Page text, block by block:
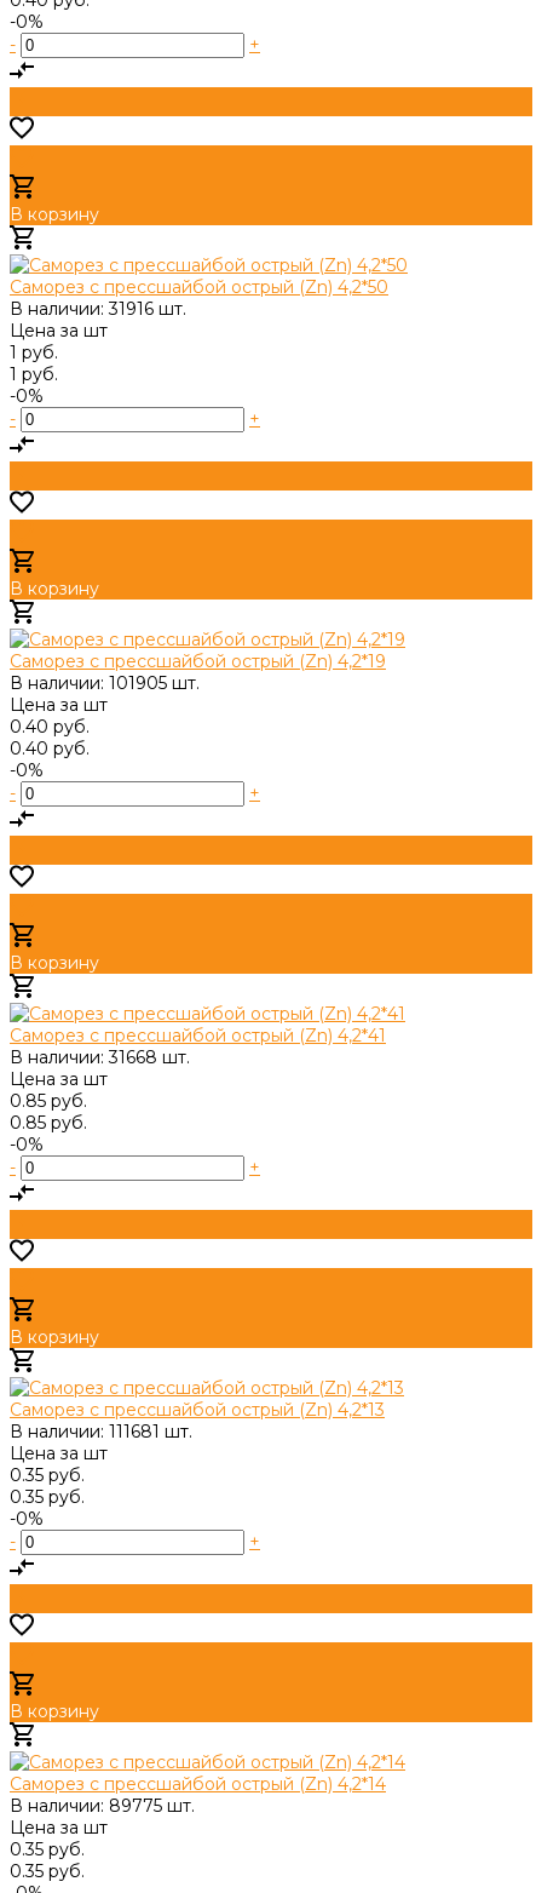
-0%
-
+
В корзину
Саморез с прессшайбой острый (Zn) 4,2*50
В наличии: 31916 шт.
Цена за шт
1 руб.
1 руб.
-0%
-
+
В корзину
Саморез с прессшайбой острый (Zn) 4,2*19
В наличии: 101905 шт.
Цена за шт
0.40 руб.
0.40 руб.
-0%
-
+
В корзину
Саморез с прессшайбой острый (Zn) 4,2*41
В наличии: 31668 шт.
Цена за шт
0.85 руб.
0.85 руб.
-0%
-
+
В корзину
Саморез с прессшайбой острый (Zn) 4,2*13
В наличии: 111681 шт.
Цена за шт
0.35 руб.
0.35 руб.
-0%
-
+
В корзину
Саморез с прессшайбой острый (Zn) 4,2*14
В наличии: 89775 шт.
Цена за шт
0.35 руб.
0.35 руб.